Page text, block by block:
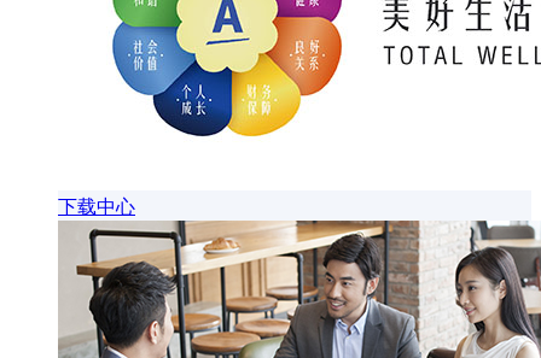
下载中心